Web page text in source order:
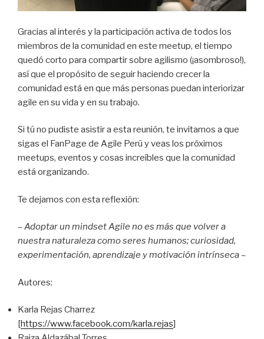
Gracias al interés y la participación activa de todos los
miembros de la comunidad en este meetup, el tiempo
quedó corto para compartir sobre agilismo (¡asombroso!),
así que el propósito de seguir haciendo crecer la
comunidad está en que más personas puedan interiorizar
agile en su vida y en su trabajo.
Si tú no pudiste asistir a esta reunión, te invitamos a que
sigas el FanPage de Agile Perú y veas los próximos
meetups, eventos y cosas increíbles que la comunidad
está organizando.
Te dejamos con esta reflexión:
– Adoptar un mindset Agile no es más que volver a
nuestra naturaleza como seres humanos; curiosidad,
experimentación, aprendizaje y motivación intrínseca –
Autores:
Karla Rejas Charrez
[https://www.facebook.com/karla.rejas]